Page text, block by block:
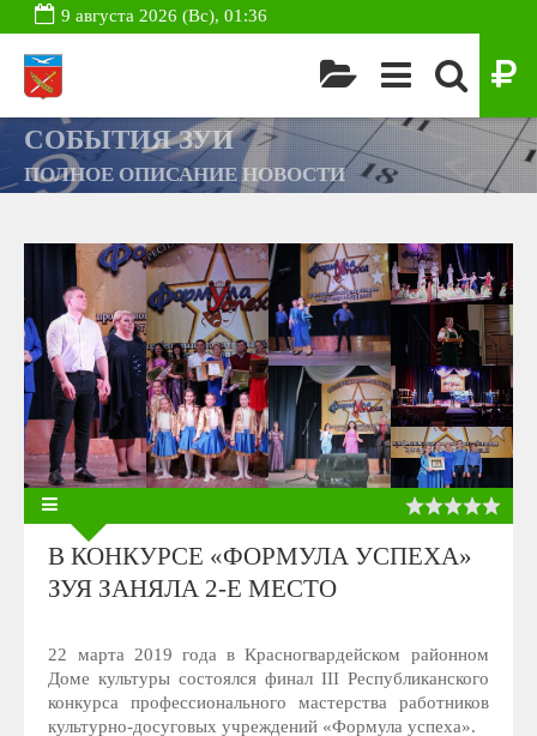
9 августа 2026 (Вс), 01:36
СОБЫТИЯ ЗУИ
ПОЛНОЕ ОПИСАНИЕ НОВОСТИ
В КОНКУРСЕ «ФОРМУЛА УСПЕХА»
ЗУЯ ЗАНЯЛА 2-Е МЕСТО
22 марта 2019 года в Красногвардейском районном
Доме культуры состоялся финал III Республиканского
конкурса профессионального мастерства работников
культурно-досуговых учреждений «Формула успеха».